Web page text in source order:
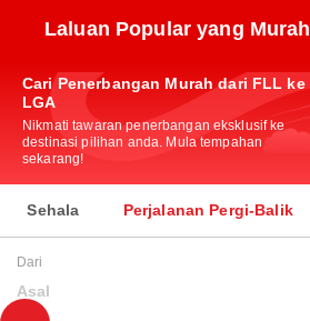
Laluan Popular yang Murah
Cari Penerbangan Murah dari FLL ke
LGA
Nikmati tawaran penerbangan eksklusif ke
destinasi pilihan anda. Mula tempahan
sekarang!
Sehala Perjalanan Pergi-Balik
Dari
Asal